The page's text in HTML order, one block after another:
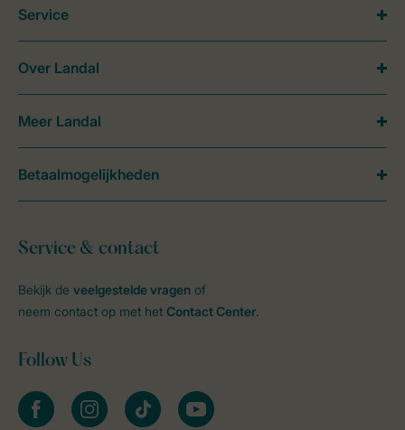
Service & contact
Bekijk de veelgestelde vragen of
neem contact op met het Contact Center.
Follow Us
facebookinstagramtiktok youtube
Service
Over Landal
Meer Landal
Betaalmogelijkheden